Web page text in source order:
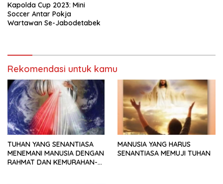
Kapolda Cup 2023: Mini
Soccer Antar Pokja
Wartawan Se-Jabodetabek
Rekomendasi untuk kamu
TUHAN YANG SENANTIASA
MENEMANI MANUSIA DENGAN
RAHMAT DAN KEMURAHAN-
MANUSIA YANG HARUS
SENANTIASA MEMUJI TUHAN